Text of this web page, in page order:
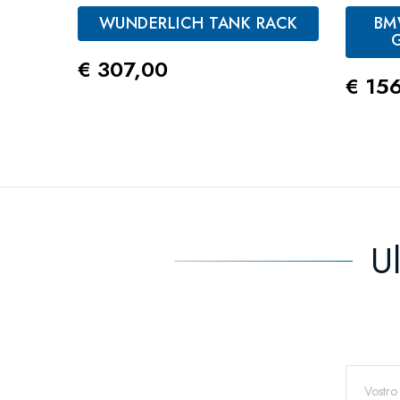
WUNDERLICH TANK RACK
Prezzo
€ 307,00
€